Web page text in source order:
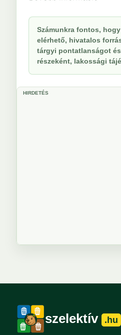
Számunkra fontos,
elérhető, hivatalos
tárgyi pontatlanságot
részeként, lakossági
HIRDETÉS
szelektív .hu